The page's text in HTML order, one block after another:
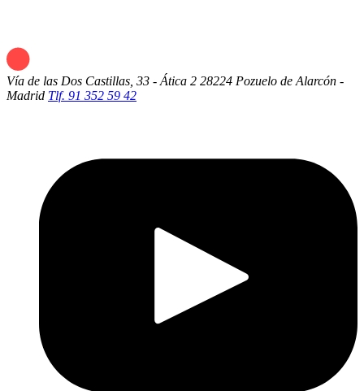
Vía de las Dos Castillas, 33 - Ática 2 28224 Pozuelo de Alarcón -
Madrid Tlf. 91 352 59 42